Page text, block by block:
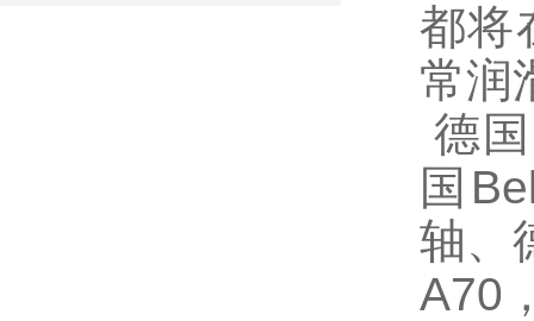
都将
常润
德
国
轴、
A70